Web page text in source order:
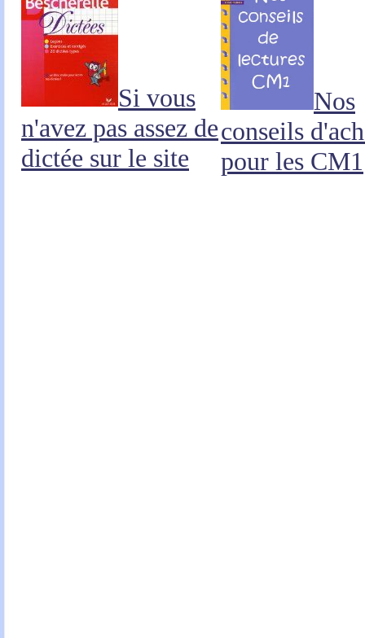
Si vous
n'avez pas assez de
dictée sur le site
Nos
conseils
pour les CM1